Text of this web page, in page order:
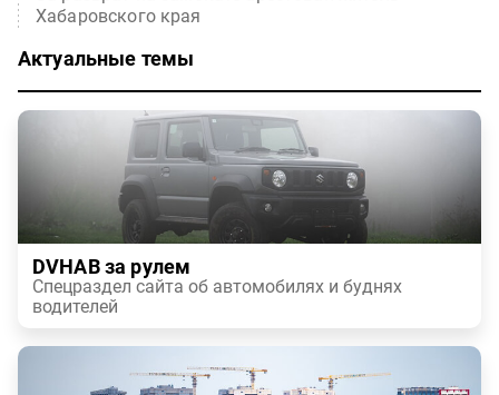
Хабаровского края
Актуальные темы
DVHAB за рулем
Спецраздел сайта об автомобилях и буднях
водителей